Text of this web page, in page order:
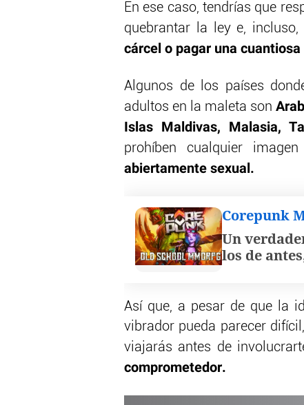
En ese caso, tendrías que
quebrantar la ley e, incluso,
cárcel o pagar una
Algunos de los países
adultos en la maleta son
Islas Maldivas, Malasia,
prohíben cualquier
abiertamente sexual.
Corepunk
Un
los de
Así que, a pesar de que la
vibrador pueda parecer
viajarás antes de
comprometedor.